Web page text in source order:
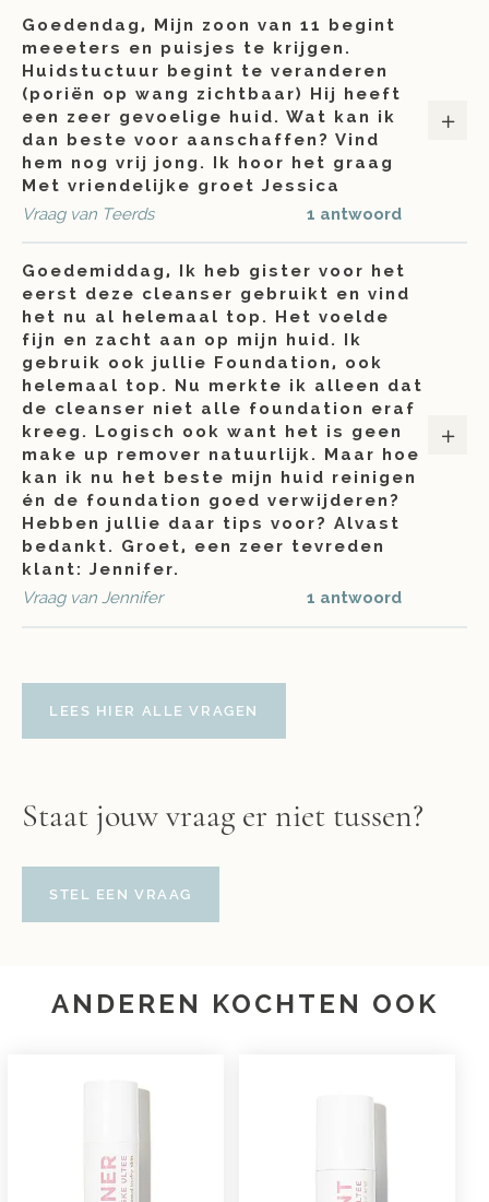
Goedendag, Mijn zoon van 11 begint
meeeters en puisjes te krijgen.
Huidstuctuur begint te veranderen
(poriën op wang zichtbaar) Hij heeft
een zeer gevoelige huid. Wat kan ik
dan beste voor aanschaffen? Vind
hem nog vrij jong. Ik hoor het graag
Met vriendelijke groet Jessica
Vraag van Teerds
1 antwoord
Goedemiddag, Ik heb gister voor het
eerst deze cleanser gebruikt en vind
het nu al helemaal top. Het voelde
fijn en zacht aan op mijn huid. Ik
gebruik ook jullie Foundation, ook
helemaal top. Nu merkte ik alleen dat
de cleanser niet alle foundation eraf
kreeg. Logisch ook want het is geen
make up remover natuurlijk. Maar hoe
kan ik nu het beste mijn huid reinigen
én de foundation goed verwijderen?
Hebben jullie daar tips voor? Alvast
bedankt. Groet, een zeer tevreden
klant: Jennifer.
Vraag van Jennifer
1 antwoord
LEES HIER ALLE VRAGEN
Staat jouw vraag er niet tussen?
STEL EEN VRAAG
ANDEREN KOCHTEN OOK